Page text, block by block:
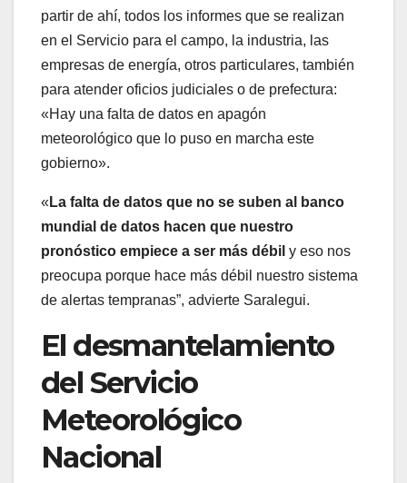
partir de ahí, todos los informes que se realizan
en el Servicio para el campo, la industria, las
empresas de energía, otros particulares, también
para atender oficios judiciales o de prefectura:
«Hay una falta de datos en apagón
meteorológico que lo puso en marcha este
gobierno».
« La falta de datos que no se suben al banco
mundial de datos hacen que nuestro
pronóstico empiece a ser más débil y eso nos
preocupa porque hace más débil nuestro sistema
de alertas tempranas”, advierte Saralegui.
El desmantelamiento
del Servicio
Meteorológico
Nacional